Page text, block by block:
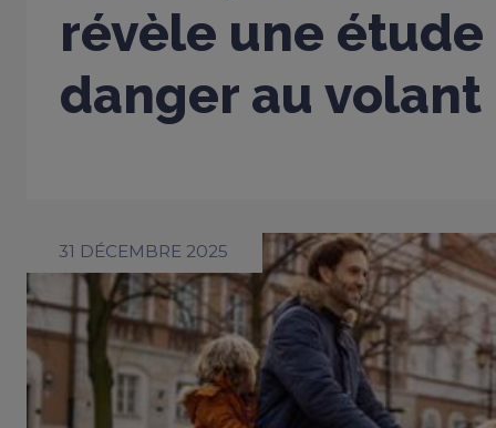
révèle une étude
danger au volant
31 DÉCEMBRE 2025